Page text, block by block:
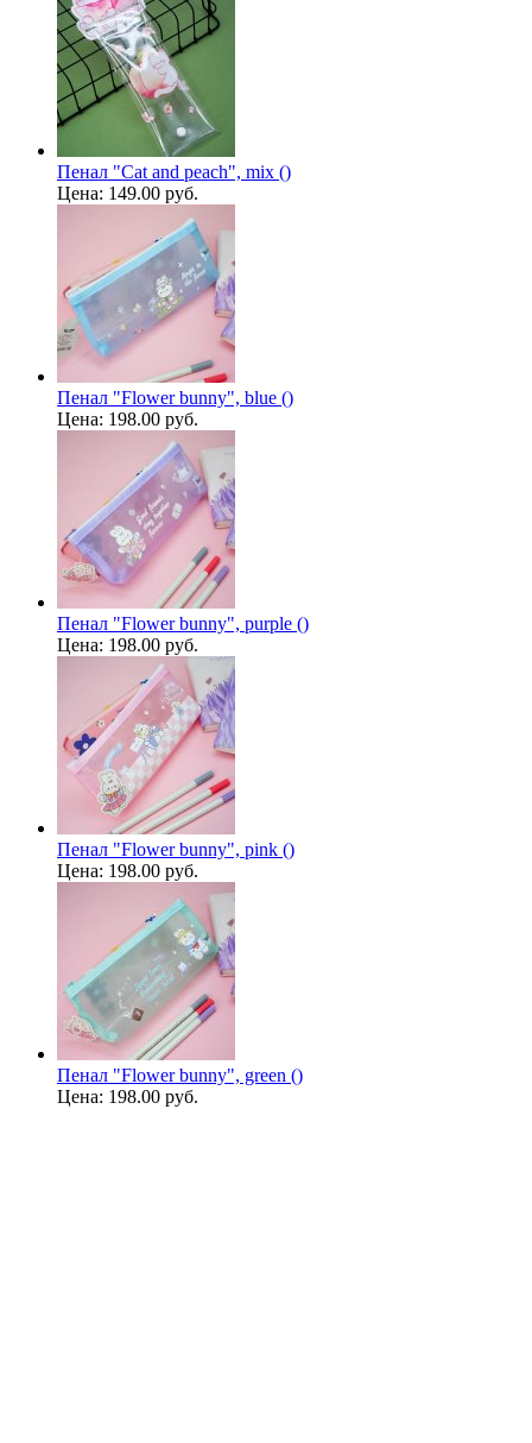
Пенал "Cat and peach", mix ()
Цена: 149.00 руб.
Пенал "Flower bunny", blue ()
Цена: 198.00 руб.
Пенал "Flower bunny", purple ()
Цена: 198.00 руб.
Пенал "Flower bunny", pink ()
Цена: 198.00 руб.
Пенал "Flower bunny", green ()
Цена: 198.00 руб.